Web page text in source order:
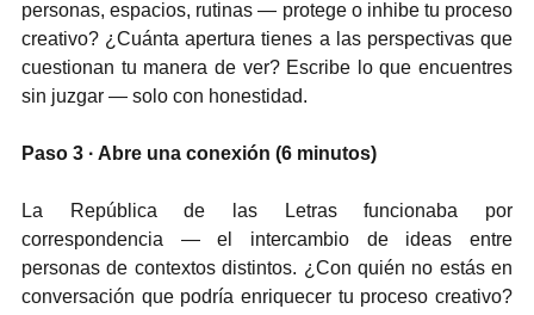
personas, espacios, rutinas — protege o inhibe tu proceso
creativo? ¿Cuánta apertura tienes a las perspectivas que
cuestionan tu manera de ver? Escribe lo que encuentres
sin juzgar — solo con honestidad.
Paso 3 · Abre una conexión (6 minutos)
La República de las Letras funcionaba por
correspondencia — el intercambio de ideas entre
personas de contextos distintos. ¿Con quién no estás en
conversación que podría enriquecer tu proceso creativo?